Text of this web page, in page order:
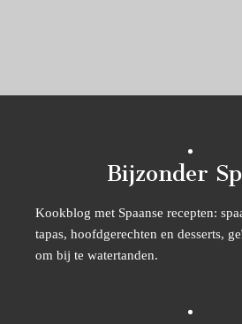
Bijzonder
Kookblog met Spaanse recepten:
tapas, hoofdgerechten en desserts,
om bij te watertanden.